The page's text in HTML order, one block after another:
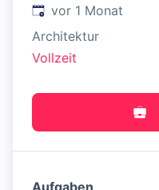
Veröffentlicht:
vor 1 Monat
Architektur
Vollzeit